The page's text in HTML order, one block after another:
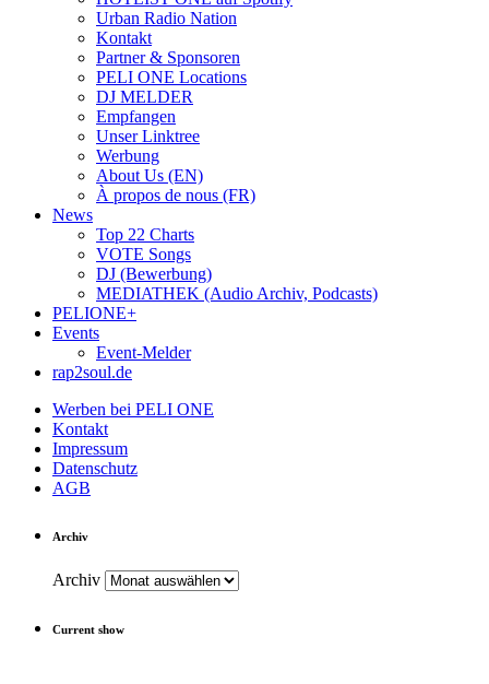
Urban Radio Nation
Kontakt
Partner & Sponsoren
PELI ONE Locations
DJ MELDER
Empfangen
Unser Linktree
Werbung
About Us (EN)
À propos de nous (FR)
News
Top 22 Charts
VOTE Songs
DJ (Bewerbung)
MEDIATHEK (Audio Archiv, Podcasts)
PELIONE+
Events
Event-Melder
rap2soul.de
Werben bei PELI ONE
Kontakt
Impressum
Datenschutz
AGB
Archiv
Archiv
Current show